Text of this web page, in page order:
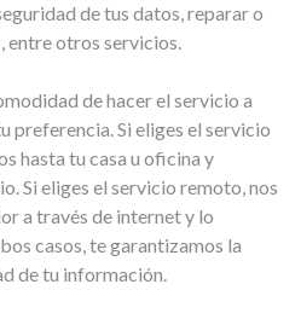
de tus datos, reparar o
entre otros servicios.
de hacer el servicio a
preferencia. Si eliges el servicio
hasta tu casa u oficina y
Si eliges el servicio remoto, nos
a través de internet y lo
casos, te garantizamos la
de tu información.